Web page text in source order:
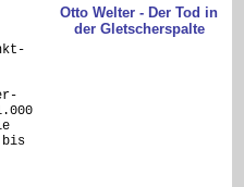
bis
Otto Welter - Der Tod in
der Gletscherspalte